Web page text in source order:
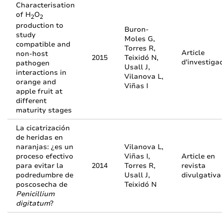
Characterisation
of H2O2
production to
study
compatible and
non-host
pathogen
interactions in
orange and
apple fruit at
different
maturity stages
2015
Buron-
Moles G,
Torres R,
Teixidó N,
Usall J,
Vilanova L,
Viñas I
Article
La cicatrización
de heridas en
naranjas: ¿es un
proceso efectivo
para evitar la
podredumbre de
poscosecha de
Penicillium
digitatum?
2014
Vilanova L,
Viñas I,
Torres R,
Usall J,
Teixidó N
Article en
revista
divulgativa